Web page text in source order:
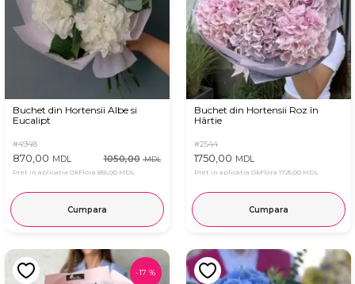
Buchet din Hortensii Albe si
Eucalipt
#4948
870,00 MDL 1050,00 MDL
Pret in aplicatia OkFlora 855,00 MDL
Cumpara
Buchet din Hortensii Roz în
Hârtie
#2544
1750,00 MDL
Pret in aplicatia OkFlora 1725,00 MDL
Cumpara
-17 %